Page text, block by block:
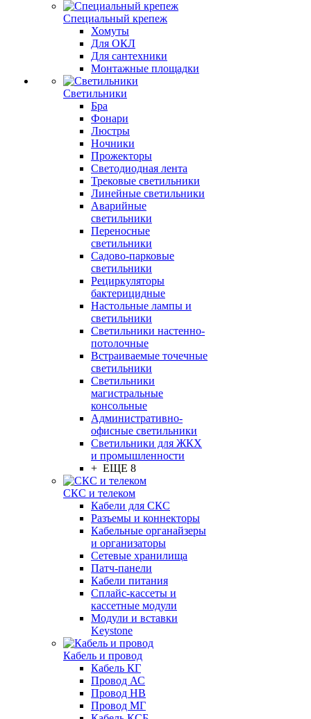
Специальный крепеж
Хомуты
Для ОКЛ
Для сантехники
Монтажные площадки
Светильники
Бра
Фонари
Люстры
Ночники
Прожекторы
Светодиодная лента
Трековые светильники
Линейные светильники
Аварийные
светильники
Переносные
светильники
Садово-парковые
светильники
Рециркуляторы
бактерицидные
Настольные лампы и
светильники
Светильники настенно-
потолочные
Встраиваемые точечные
светильники
Светильники
магистральные
консольные
Административно-
офисные светильники
Светильники для ЖКХ
и промышленности
+ ЕЩЕ 8
СКС и телеком
Кабели для СКС
Разъемы и коннекторы
Кабельные органайзеры
и организаторы
Сетевые хранилища
Патч-панели
Кабели питания
Сплайс-кассеты и
кассетные модули
Модули и вставки
Keystone
Кабель и провод
Кабель КГ
Провод АС
Провод НВ
Провод МГ